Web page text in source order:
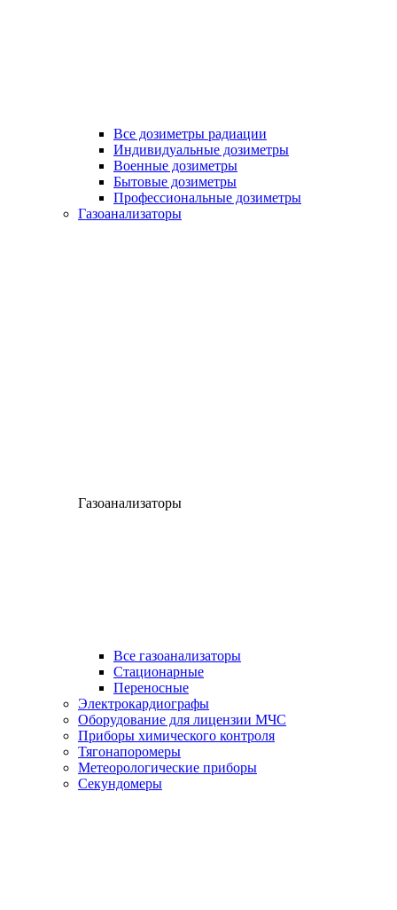
Все дозиметры радиации
Индивидуальные дозиметры
Военные дозиметры
Бытовые дозиметры
Профессиональные дозиметры
Газоанализаторы
Газоанализаторы
Все газоанализаторы
Cтационарные
Переносные
Электрокардиографы
Оборудование для лицензии МЧС
Приборы химического контроля
Тягонапоромеры
Метеорологические приборы
Секундомеры